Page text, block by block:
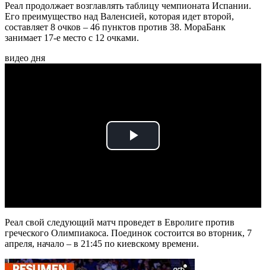
Реал продолжает возглавлять таблицу чемпионата Испании.
Его преимущество над Валенсией, которая идет второй,
составляет 8 очков – 46 пунктов против 38. МораБанк
занимает 17-е место с 12 очками.
видео дня
Play
Реал свой следующий матч проведет в Евролиге против
греческого Олимпиакоса. Поединок состоится во вторник, 7
апреля, начало – в 21:45 по киевскому времени.